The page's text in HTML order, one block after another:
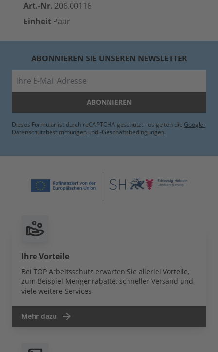
Art.-Nr. 206.00116
Einheit Paar
ABONNIEREN SIE UNSEREN NEWSLETTER
ABONNIEREN
Dieses Formular ist durch reCAPTCHA geschützt - es gelten die Google-
Datenschutzbestimmungen und -Geschäftsbedingungen.
Ihre Vorteile
Bei TOP Arbeitsschutz erwarten Sie allerlei Vorteile,
zum Beispiel Mengenrabatte, schneller Versand und
viele weitere Services
Mehr dazu